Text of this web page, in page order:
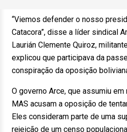
“Viemos defender o nosso
Catacora”, disse a líder sindical
Laurián Clemente Quiroz,
explicou que participava da
conspiração da oposição
O governo Arce, que assumiu
MAS acusam a oposição de
Eles consideram parte de uma
rejeição de um censo